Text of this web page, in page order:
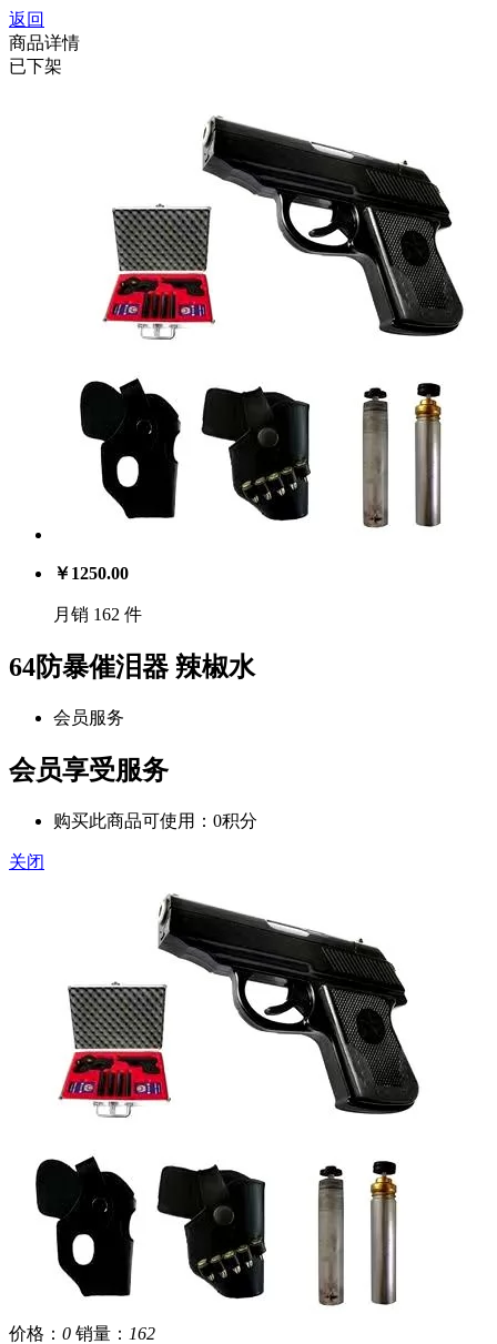
返回
商品详情
已下架
￥1250.00
月销 162 件
64防暴催泪器 辣椒水
会员服务
会员享受服务
购买此商品可使用：0积分
关闭
价格： 0 销量： 162